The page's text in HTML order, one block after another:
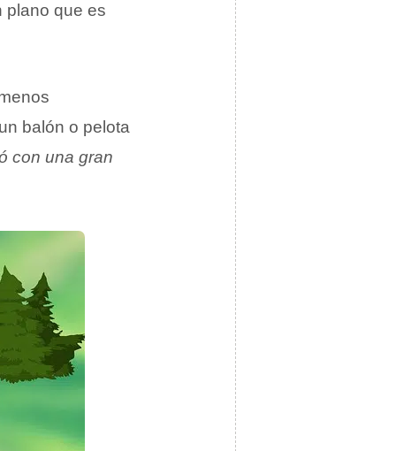
plano que es
balón o pelota
con una gran